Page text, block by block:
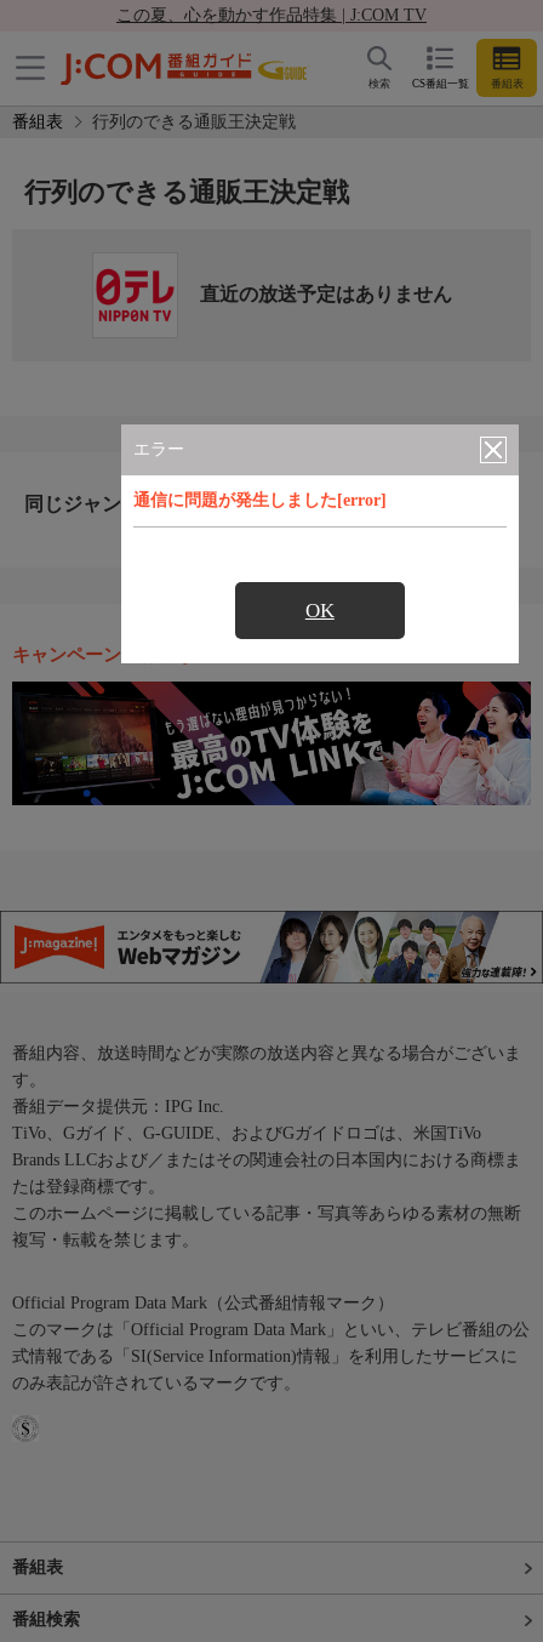
この夏、心を動かす作品特集 | J:COM TV
CS番組一覧 番組表
検索
番組表 行列のできる通販王決定戦
エラー
通信に問題が発生しました[error]
OK
行列のできる通販王決定戦
直近の放送予定はありません
同じジャンルのおすすめ番組
キャンペーン・お得な情報
番組内容、放送時間などが実際の放送内容と異なる場合がございま
す。
番組データ提供元：IPG Inc.
TiVo、Gガイド、G-GUIDE、およびGガイドロゴは、米国TiVo
Brands LLCおよび／またはその関連会社の日本国内における商標ま
たは登録商標です。
このホームページに掲載している記事・写真等あらゆる素材の無断
複写・転載を禁じます。
Official Program Data Mark（公式番組情報マーク）
このマークは「Official Program Data Mark」といい、テレビ番組の公
式情報である「SI(Service Information)情報」を利用したサービスに
のみ表記が許されているマークです。
番組表
番組検索